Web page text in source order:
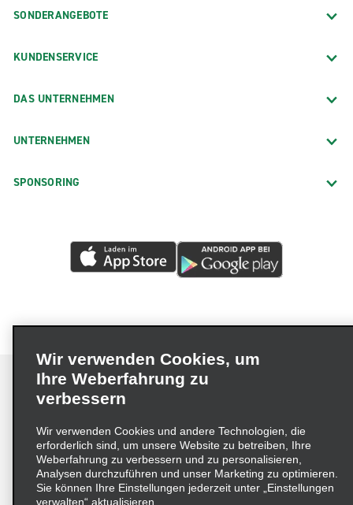
SONDERANGEBOTE
KUNDENSERVICE
DAS UNTERNEHMEN
UNTERNEHMEN
SPONSORING
Impressum Nutzungsbedingungen
Datenschutzrichtlinie
Cookie-Richtlinie
Datenschutzoptionen
Lieferkettensorgfaltspflichtengesetz (LkSG) Grundsatzerklärung
Beschwerdeverfahren nach dem
Wir verwenden Cookies, um
Ihre Weberfahrung zu
verbessern
Wir verwenden Cookies und andere Technologien, die
erforderlich sind, um unsere Website zu betreiben, Ihre
Weberfahrung zu verbessern und zu personalisieren,
Analysen durchzuführen und unser Marketing zu optimieren.
Sie können Ihre Einstellungen jederzeit unter „Einstellungen
verwalten“ aktualisieren.